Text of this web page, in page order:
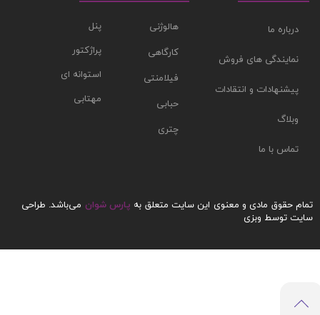
درباره ما
نمایندگی های فروش
پیشنهادات و انتقادات
وبلاگ
تماس با ما
تمام حقوق مادی و معنوی این سایت متعلق به پارس شوان می‌باشد. طراحی
سایت توسط وبزی
هالوژنی
کارگاهی
فیلامنتی
حبابی
چتری
پنل
پراژکتور
استوانه ای
مهتابی